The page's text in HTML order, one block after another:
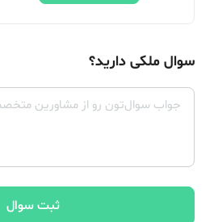
سوال ملکی دارید؟
ثبت سوال